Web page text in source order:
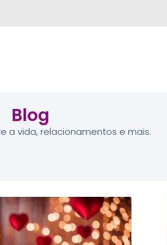
Blog
a vida, relacionamentos e mais.